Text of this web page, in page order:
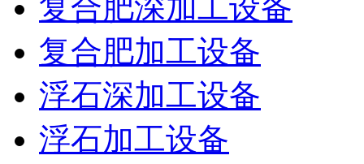
复合肥深加工设备
复合肥加工设备
浮石深加工设备
浮石加工设备